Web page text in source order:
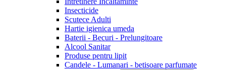
Insecticide
Scutece Adulti
Hartie igienica umeda
Baterii - Becuri - Prelungitoare
Alcool Sanitar
Produse pentru lipit
Candele - Lumanari - betisoare parfumate